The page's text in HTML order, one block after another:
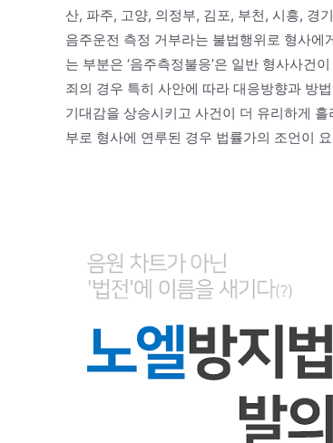
산, 파주, 고양, 의정부, 김포, 부천, 시흥, 경
음주운전 측정 거부라는 불법행위로 형사
는 부분은 ‘음주측정불응’은 일반 형사사건
죄의 경우 특히 사안에 따라 대응방향과 방
기대감을 상승시키고 사건이 더 유리하게
부로 형사에 연루된 경우 법률가의 조언이